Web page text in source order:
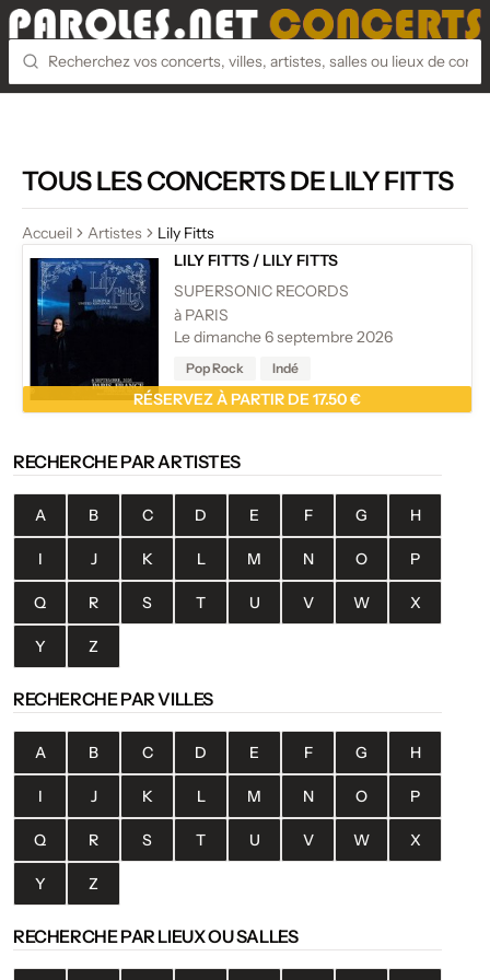
TOUS LES CONCERTS DE LILY FITTS
Accueil Artistes
Lily Fitts
LILY FITTS /LILY FITTS
SUPERSONIC RECORDS
à PARIS
Le dimanche 6 septembre 2026
Pop Rock Indé
RÉSERVEZ À PARTIR DE 17.50 €
RECHERCHE PAR ARTISTES
A B C D E F G H
I J K L M N O P
Q R S T U V W X
Y Z
RECHERCHE PAR VILLES
A B C D E F G H
I J K L M N O P
Q R S T U V W X
Y Z
RECHERCHE PAR LIEUX OU SALLES